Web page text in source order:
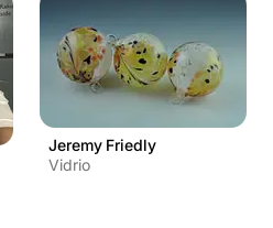
Jeremy Friedly
Vidrio